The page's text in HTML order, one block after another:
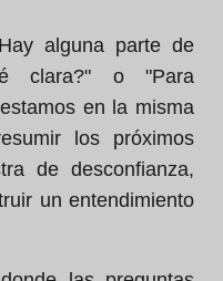
alguna parte de
clara?" o "Para
en la misma
los próximos
de desconfianza,
un entendimiento